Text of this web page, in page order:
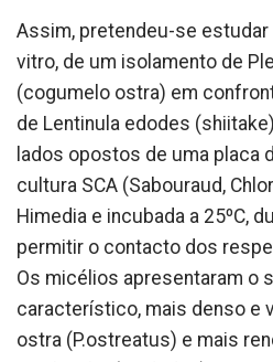
Assim, pretendeu-se
vitro, de um isolamento de
(cogumelo ostra) em
de Lentinula edodes
lados opostos de uma placa
cultura SCA (Sabouraud,
Himedia e incubada a 25ºC,
permitir o contacto dos
Os micélios apresentaram o
característico, mais denso e
ostra (P.ostreatus) e mais